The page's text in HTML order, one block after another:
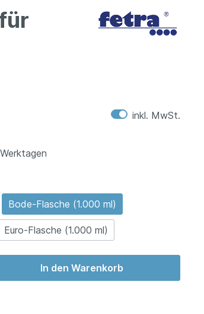
inkl. MwSt.
Bode-Flasche (1.000 ml)
Euro-Flasche (1.000 ml)
In den Warenkorb